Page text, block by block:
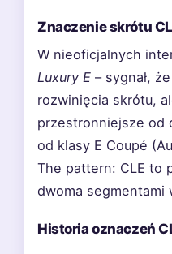
Znaczenie skrótu
W nieoficjalnych
Luxury E – sygnał,
rozwinięcia skrótu,
przestronniejsze od
od klasy E Coupé
The pattern: CLE to
dwoma segmentami
Historia oznaczeń